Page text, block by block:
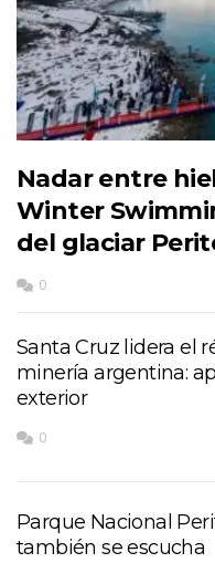
Nadar entre
Winter
del glaciar
0
Santa Cruz lidera el
minería argentina:
exterior
0
Parque Nacional
también se escucha